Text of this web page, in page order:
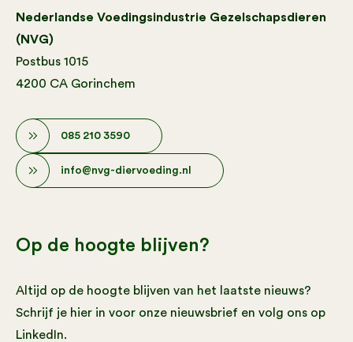
Nederlandse Voedingsindustrie Gezelschapsdieren
(NVG)
Postbus 1015
4200 CA Gorinchem
085 210 3590
info@nvg-diervoeding.nl
Op de hoogte blijven?
Altijd op de hoogte blijven van het laatste nieuws?
Schrijf je hier in voor onze nieuwsbrief en volg ons op
LinkedIn.